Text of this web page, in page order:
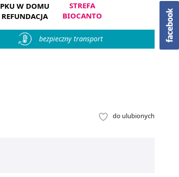
PKU W DOMU
REFUNDACJA
STREFA
BIOCANTO
bezpieczny transport
do ulubionych